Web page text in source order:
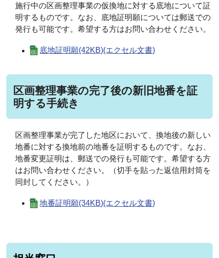
施行中の区画整理事業の仮換地に対する底地について証
明するものです。なお、底地証明願については郵送での
発行も可能です。希望する方はお問い合わせください。
底地証明願(42KB)(エクセル文書)
区画整理事業の完了後の新旧地番を証
明する手続き
区画整理事業が完了した地区において、換地後の新しい
地番に対する換地前の地番を証明するものです。なお、
地番変更証明は、郵送での発行も可能です。希望する方
はお問い合わせください。（切手を貼った返信用封筒を
同封してください。）
地番証明願(34KB)(エクセル文書)